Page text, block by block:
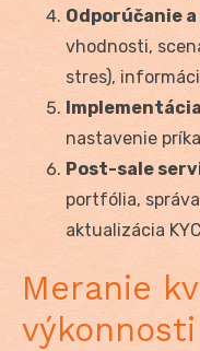
Odporúčanie
vhodnosti,
stres),
nastavenie
Post-sale
portfólia,
aktualizácia
Meranie
výkonnosti